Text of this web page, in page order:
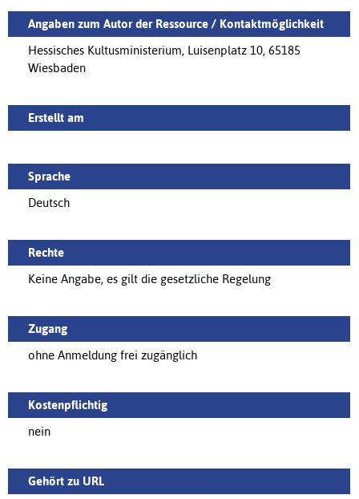
Angaben zum Autor der Ressource / Kontaktmöglichkeit
Hessisches Kultusministerium, Luisenplatz 10, 65185
Wiesbaden
Erstellt am
Sprache
Deutsch
Rechte
Keine Angabe, es gilt die gesetzliche Regelung
Zugang
ohne Anmeldung frei zugänglich
Kostenpflichtig
nein
Gehört zu URL